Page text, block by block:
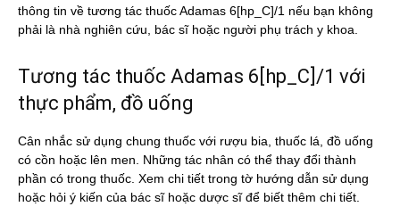
thông tin về tương tác thuốc Adamas 6[hp_C]/1 nếu bạn không
phải là nhà nghiên cứu, bác sĩ hoặc người phụ trách y khoa.
Tương tác thuốc Adamas 6[hp_C]/1 với
thực phẩm, đồ uống
Cân nhắc sử dụng chung thuốc với rượu bia, thuốc lá, đồ uống
có cồn hoặc lên men. Những tác nhân có thể thay đổi thành
phần có trong thuốc. Xem chi tiết trong tờ hướng dẫn sử dụng
hoặc hỏi ý kiến của bác sĩ hoặc dược sĩ để biết thêm chi tiết.